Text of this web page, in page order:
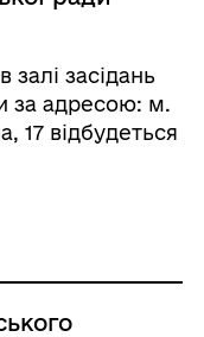
залі засідань
за адресою: м.
17 відбудеться